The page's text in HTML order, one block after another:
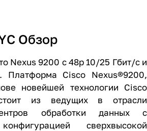
Обзор
Nexus 9200 с 48p 10/25 Гбит/с и
Платформа Cisco Nexus®9200,
новейшей технологии Cisco
из ведущих в отрасли
обработки данных с
сверхвысокой